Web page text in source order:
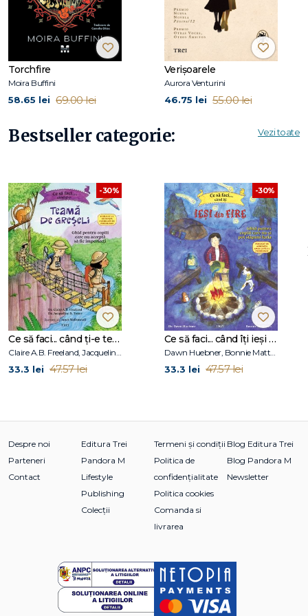
Dr. Dominic Walliman BSC, MSC a primit titlul de doctor în
Fizica Dispozitivelor Cuantice de la Universitatea din
Birmingham, Anglia. El locuiește în Vancouver, Canada,
unde își petrece zilele programând la computere cuantice.
desenate, care trăiește și lucrează în Londra, Anglia.
Torchfire
Moira Buffini
58.65 lei 69.00 lei
Verișoarele
Aurora Venturini
46.75 lei 55.00 lei
Bestseller categorie: Vezi toate
-30%
Ce să faci... când ți-e teamă de greșeli. Ghid pentru copiii care nu acceptă să fie imperfecți
33.3 lei 47.57 lei
-30%
Ce să faci... când îţi ieşi din fire. Ghid pentru copiii care nu-şi pot stăpâni furia
33.3 lei 47.57 lei
Despre noi
Parteneri
Contact
Editura Trei
Pandora M
Lifestyle
Publishing
Colecții
Termeni și condiții
Politica de
confidențialitate
Politica cookies
Comanda si
livrarea
Blog Editura Trei
Blog Pandora M
Newsletter